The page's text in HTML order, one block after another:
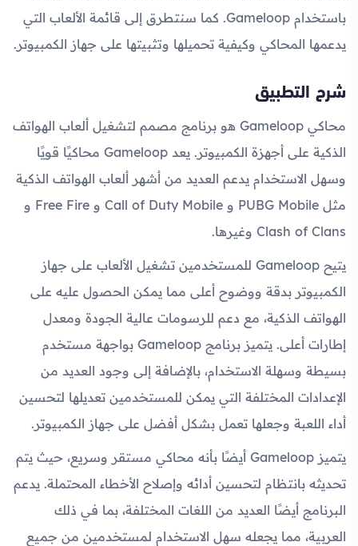
باستخدام Gameloop. كما سنتطرق إلى قائمة الألعاب التي
يدعمها المحاكي وكيفية تحميلها وتثبيتها على جهاز الكمبيوتر.
شرح التطبيق
محاكي Gameloop هو برنامج مصمم لتشغيل ألعاب الهواتف
الذكية على أجهزة الكمبيوتر. يعد Gameloop محاكيًا قويًا
وسهل الاستخدام يدعم العديد من أشهر ألعاب الهواتف الذكية
مثل PUBG Mobile و Call of Duty Mobile و Free Fire و
Clash of Clans وغيرها.
يتيح Gameloop للمستخدمين تشغيل الألعاب على جهاز
الكمبيوتر بدقة ووضوح أعلى مما يمكن الحصول عليه على
الهواتف الذكية، مع دعم للرسومات عالية الجودة ومعدل
إطارات أعلى. يتميز برنامج Gameloop بواجهة مستخدم
بسيطة وسهلة الاستخدام، بالإضافة إلى وجود العديد من
الإعدادات المختلفة التي يمكن للمستخدمين تعديلها لتحسين
أداء اللعبة وجعلها تعمل بشكل أفضل على جهاز الكمبيوتر.
يتميز Gameloop أيضًا بأنه محاكي مستقر وسريع، حيث يتم
تحديثه بانتظام لتحسين أدائه وإصلاح الأخطاء المحتملة. يدعم
البرنامج أيضًا العديد من اللغات المختلفة، بما في ذلك
العربية، مما يجعله سهل الاستخدام لمستخدمين من جميع